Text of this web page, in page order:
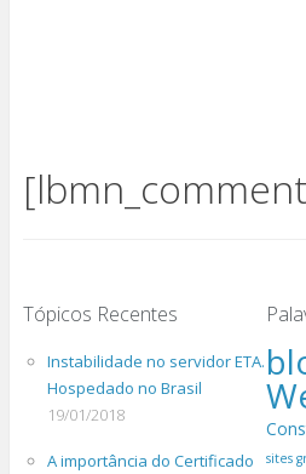
Tópicos Recentes
Instabilidade no servidor ETA.
Hospedado no Brasil
19/01/2018
A importância do Certificado
sites